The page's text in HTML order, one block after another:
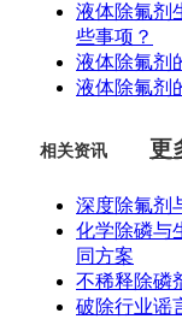
液体除氟剂
些事项？
液体除氟剂
液体除氟剂
相关资讯 更
深度除氟剂
化学除磷与
同方案
不稀释除磷
破除行业谣